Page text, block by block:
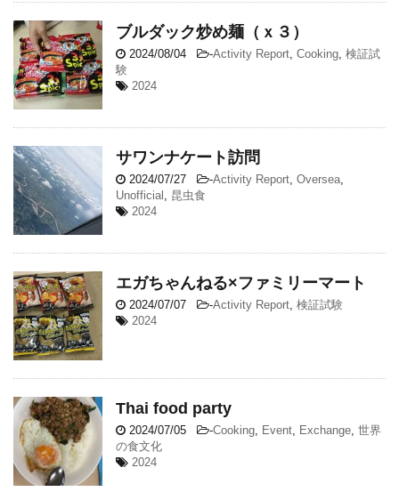
ブルダック炒め麺（ｘ３）
2024/08/04 -Activity Report, Cooking, 検証試
験
2024
サワンナケート訪問
2024/07/27 -Activity Report, Oversea,
Unofficial , 昆虫食
2024
エガちゃんねる×ファミリーマート
2024/07/07 -Activity Report, 検証試験
2024
Thai food party
2024/07/05 -Cooking, Event, Exchange, 世界
の食文化
2024